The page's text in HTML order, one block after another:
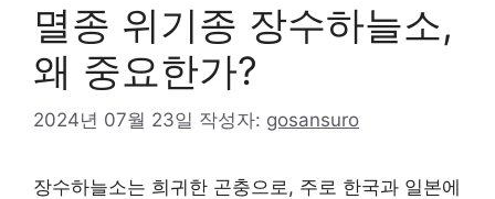
멸종 위기종 장수하늘소,
왜 중요한가?
2024년 07월 23일 작성자: gosansuro
장수하늘소는 희귀한 곤충으로, 주로 한국과 일본에